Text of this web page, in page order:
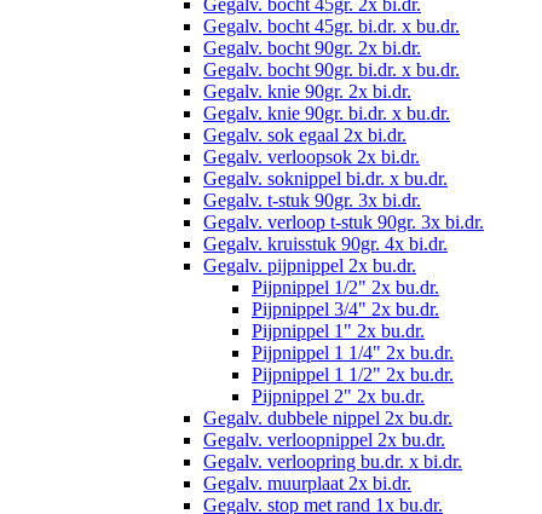
Gegalv. bocht 45gr. 2x bi.dr.
Gegalv. bocht 45gr. bi.dr. x bu.dr.
Gegalv. bocht 90gr. 2x bi.dr.
Gegalv. bocht 90gr. bi.dr. x bu.dr.
Gegalv. knie 90gr. 2x bi.dr.
Gegalv. knie 90gr. bi.dr. x bu.dr.
Gegalv. sok egaal 2x bi.dr.
Gegalv. verloopsok 2x bi.dr.
Gegalv. soknippel bi.dr. x bu.dr.
Gegalv. t-stuk 90gr. 3x bi.dr.
Gegalv. verloop t-stuk 90gr. 3x bi.dr.
Gegalv. kruisstuk 90gr. 4x bi.dr.
Gegalv. pijpnippel 2x bu.dr.
Pijpnippel 1/2" 2x bu.dr.
Pijpnippel 3/4" 2x bu.dr.
Pijpnippel 1" 2x bu.dr.
Pijpnippel 1 1/4" 2x bu.dr.
Pijpnippel 1 1/2" 2x bu.dr.
Pijpnippel 2" 2x bu.dr.
Gegalv. dubbele nippel 2x bu.dr.
Gegalv. verloopnippel 2x bu.dr.
Gegalv. verloopring bu.dr. x bi.dr.
Gegalv. muurplaat 2x bi.dr.
Gegalv. stop met rand 1x bu.dr.